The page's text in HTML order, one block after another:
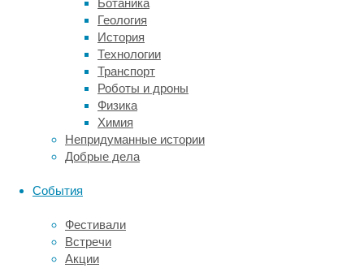
Ботаника
Геология
История
Технологии
Транспорт
Роботы и дроны
Физика
Химия
Непридуманные истории
Добрые дела
События
Фестивали
Встречи
Акции
части)
тогда
создались
очень
неблагоприятные
метеорологические
условия:
рекордная
засуха
сочеталась
частыми
и
молниями.